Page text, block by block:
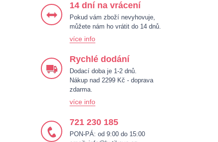
14 dní na vrácení
Pokud vám zboží nevyhovuje,
můžete nám ho vrátit do 14 dnů.
více info
Rychlé dodání
Dodací doba je 1-2 dnů.
Nákup nad 2299 Kč - doprava
zdarma.
více info
721 230 185
PON-PÁ: od 9:00 do 15:00